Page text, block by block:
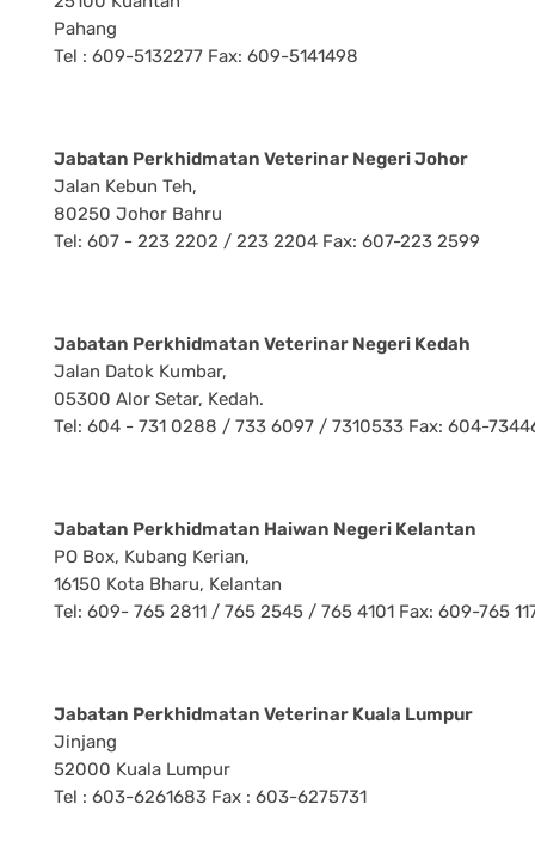
Pahang
Tel : 609-5132277 Fax: 609-5141498
Jabatan Perkhidmatan Veterinar Negeri Johor
Jalan Kebun Teh,
80250 Johor Bahru
Tel: 607 - 223 2202 / 223 2204 Fax: 607-223 2599
Jabatan Perkhidmatan Veterinar Negeri Kedah
Jalan Datok Kumbar,
05300 Alor Setar, Kedah.
Tel: 604 - 731 0288 / 733 6097 / 7310533 Fax: 604-
Jabatan Perkhidmatan Haiwan Negeri Kelantan
PO Box, Kubang Kerian,
16150 Kota Bharu, Kelantan
Tel: 609- 765 2811 / 765 2545 / 765 4101 Fax: 609-765
Jabatan Perkhidmatan Veterinar Kuala Lumpur
Jinjang
52000 Kuala Lumpur
Tel : 603-6261683 Fax : 603-6275731